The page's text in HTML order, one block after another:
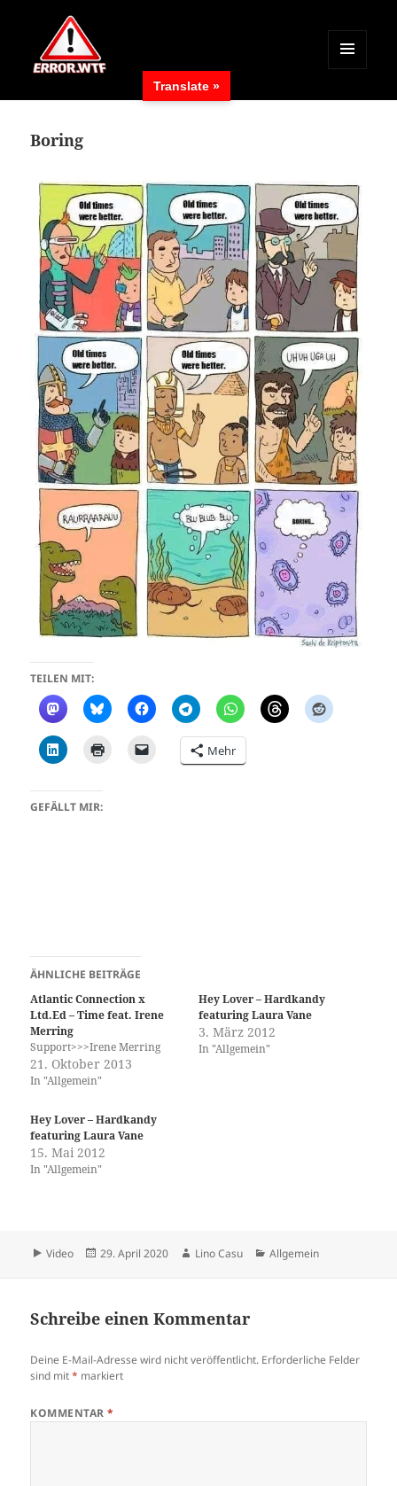
MENÜ
WIDGETS
Boring
TEILEN MIT:
Mehr
GEFÄLLT MIR:
ÄHNLICHE BEITRÄGE
Atlantic Connection x
Ltd.Ed – Time feat. Irene
Merring
Support>>>Irene Merring
21. Oktober 2013
In "Allgemein"
Hey Lover – Hardkandy
featuring Laura Vane
3. März 2012
In "Allgemein"
Hey Lover – Hardkandy
featuring Laura Vane
15. Mai 2012
In "Allgemein"
Format
Video
Veröffentlicht
29. April 2020 Autor
Lino Casu Kategorien
Allgemein
Schreibe einen Kommentar
Deine E-Mail-Adresse wird nicht veröffentlicht. Erforderliche Felder
sind mit* markiert
KOMMENTAR*
Translate »